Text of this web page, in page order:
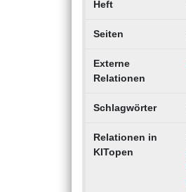
Heft
Seiten
Externe
Relationen
Schlagwörter
Relationen in
KITopen